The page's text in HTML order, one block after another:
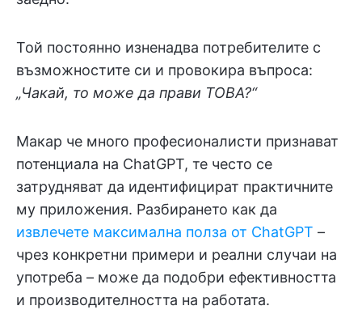
Той постоянно изненадва потребителите с
възможностите си и провокира въпроса:
„Чакай, то може да прави ТОВА?“
Макар че много професионалисти признават
потенциала на ChatGPT, те често се
затрудняват да идентифицират практичните
му приложения. Разбирането как да
извлечете максимална полза от ChatGPT –
чрез конкретни примери и реални случаи на
употреба – може да подобри ефективността
и производителността на работата.